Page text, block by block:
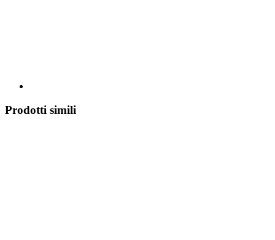
Prodotti simili